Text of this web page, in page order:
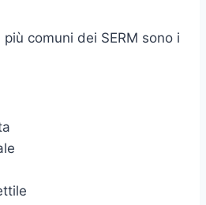
comuni dei SERM sono i